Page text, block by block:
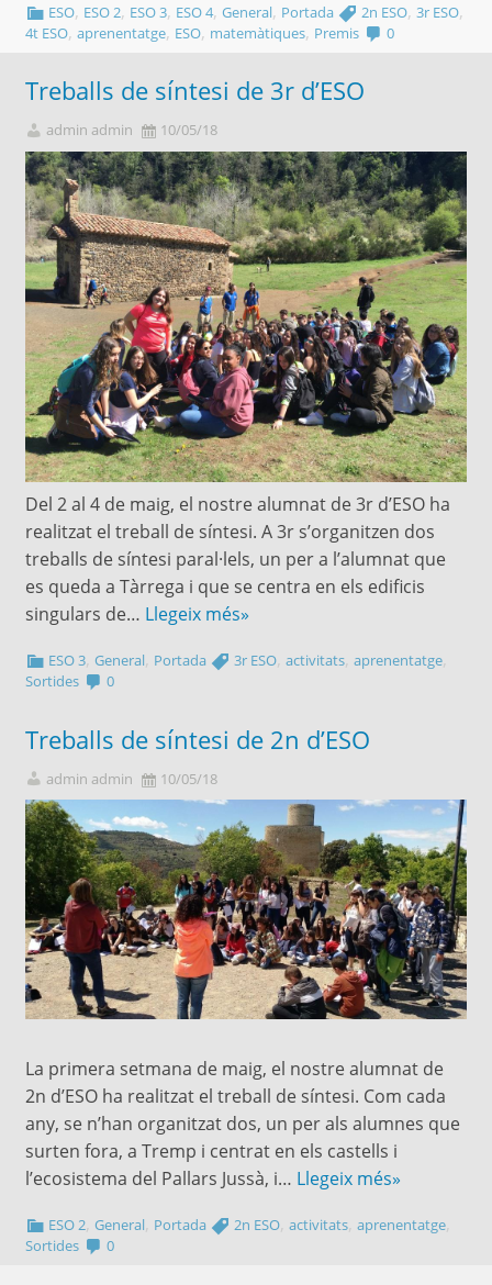
ESO, ESO 2, ESO 3, ESO 4,General, Portada 2n ESO,3r ESO,
4t ESO, aprenentatge, ESO, matemàtiques, Premis 0
Treballs de síntesi de 3r d’ESO
admin admin 10/05/18
Del 2 al 4 de maig, el nostre alumnat de 3r d’ESO ha
realitzat el treball de síntesi. A 3r s’organitzen dos
treballs de síntesi paral·lels, un per a l’alumnat que
es queda a Tàrrega i que se centra en els edificis
singulars de… Llegeix més»
ESO 3 ,General Portada 3r ESO ,activitats ,aprenentatge
Sortides 0
Treballs de síntesi de 2n d’ESO
admin admin 10/05/18
La primera setmana de maig, el nostre alumnat de
2n d’ESO ha realitzat el treball de síntesi. Com cada
any, se n’han organitzat dos, un per als alumnes que
surten fora, a Tremp i centrat en els castells i
l’ecosistema del Pallars Jussà, i… Llegeix més»
ESO 2 ,General Portada 2n ESO ,activitats ,aprenentatge
Sortides 0